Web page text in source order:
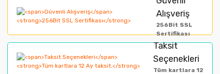
Ürün açıklamasında eksik bilgiler bulunuyor.
Bu ürüne benzer farklı alternatifler olmalı.
Alışveriş
256Bit SSL
Sertifikası
Taksit
Seçenekleri
Tüm kartlara 12